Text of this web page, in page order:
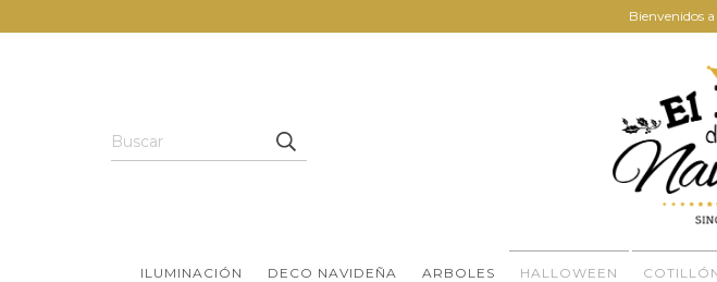
Bienvenidos
ILUMINACIÓN DECO NAVIDEÑA ARBOLES HALLOWEEN